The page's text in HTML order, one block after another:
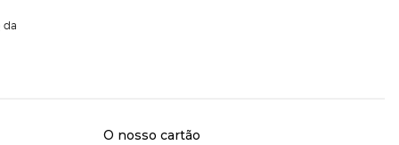
da
O nosso cartão